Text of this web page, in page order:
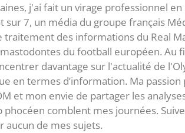
j'ai fait un virage professionnel
sur 7, un média du groupe français
traitement des informations du Real
du football européen. Au
davantage sur l'actualité de
en termes d’information. Ma
et mon envie de partager les
phocéen comblent mes journées.
aucun de mes sujets.